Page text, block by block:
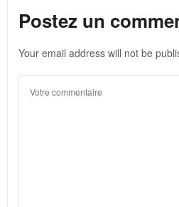
Postez un
Your email address will not be